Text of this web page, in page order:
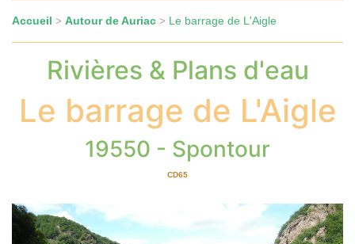
Accueil > Autour de Auriac > Le barrage de L'Aigle
Rivières & Plans d'eau
Le barrage de L'Aigle
19550 - Spontour
CD65